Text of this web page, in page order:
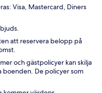
Visa, Mastercard, Diners
att reservera belopp på
och gästpolicyer kan skilja
boenden. De policyer som